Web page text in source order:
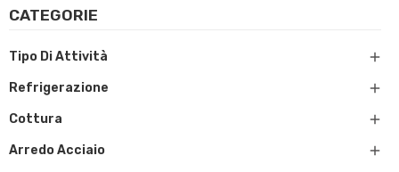
CATEGORIE
Tipo Di Attività 
Refrigerazione 
Cottura 
Arredo Acciaio 